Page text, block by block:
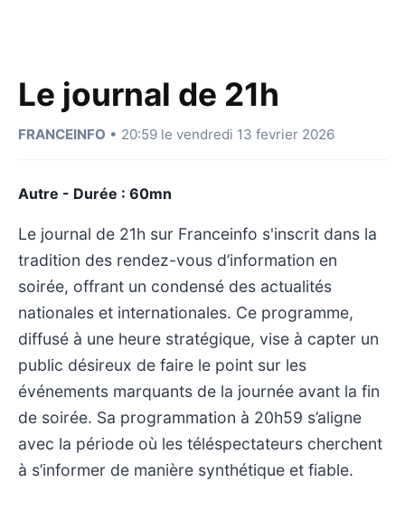
Le journal de 21h
FRANCEINFO • 20:59 le vendredi 13 fevrier 2026
Autre - Durée : 60mn
Le journal de 21h sur Franceinfo s'inscrit dans la
tradition des rendez-vous d’information en
soirée, offrant un condensé des actualités
nationales et internationales. Ce programme,
diffusé à une heure stratégique, vise à capter un
public désireux de faire le point sur les
événements marquants de la journée avant la fin
de soirée. Sa programmation à 20h59 s’aligne
avec la période où les téléspectateurs cherchent
à s’informer de manière synthétique et fiable.